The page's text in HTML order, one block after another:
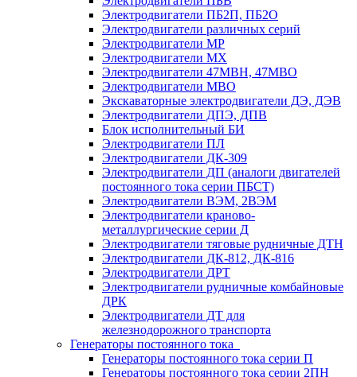
Электродвигатели ПБ2П, ПБ2О
Электродвигатели различных серий
Электродвигатели МР
Электродвигатели MX
Электродвигатели 47MBH, 47МВО
Электродвигатели MBO
Экскаваторные электродвигатели ДЭ, ДЭВ
Электродвигатели ДПЭ, ДПВ
Блок исполнительный БИ
Электродвигатели ПЛ
Электродвигатели ДК-309
Электродвигатели ДП (аналоги двигателей
постоянного тока серии ПБСТ)
Электродвигатели ВЭМ, 2ВЭМ
Электродвигатели краново-
металлургические серии Д
Электродвигатели тяговые рудничные ДТН
Электродвигатели ДК-812, ДК-816
Электродвигатели ДРТ
Электродвигатели рудничные комбайновые
ДРК
Электродвигатели ДТ для
железнодорожного транспорта
Генераторы постоянного тока
Генераторы постоянного тока серии П
Генераторы постоянного тока серии 2ПН